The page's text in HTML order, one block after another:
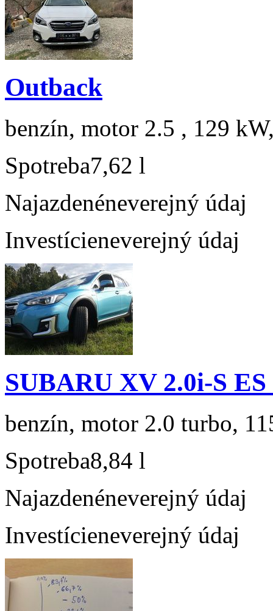
Outback
benzín, motor 2.5 , 129
Spotreba7,62 l
Najazdenéneverejný údaj
Investícieneverejný údaj
SUBARU XV 2.0i-S
benzín, motor 2.0 turbo,
Spotreba8,84 l
Najazdenéneverejný údaj
Investícieneverejný údaj